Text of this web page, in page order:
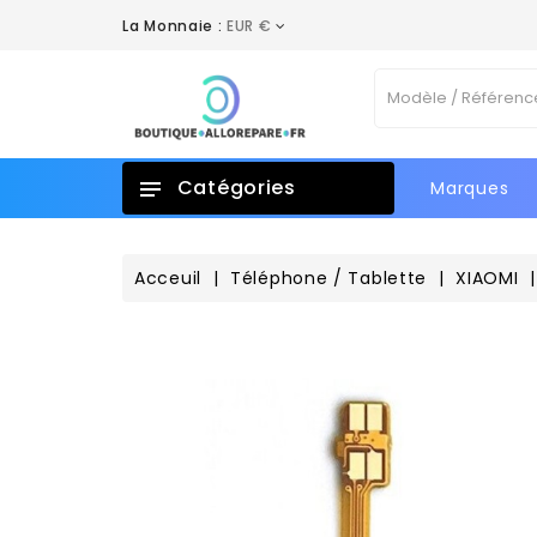
La Monnaie : EUR €
Catégories Marques
Acceuil Téléphone / Tablette XIAOMI